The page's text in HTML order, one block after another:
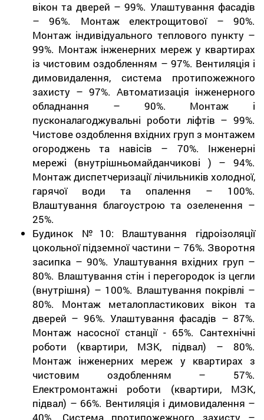
вікон та дверей – 99%. Улаштування фасадів
– 96%. Монтаж електрощитової – 90%.
Монтаж індивідуального теплового пункту –
99%. Монтаж інженерних мереж у квартирах
із чистовим оздобленням – 97%. Вентиляція і
димовидалення, система протипожежного
захисту – 97%. Автоматизація інженерного
обладнання – 90%. Монтаж і
пусконалагоджувальні роботи ліфтів – 99%.
Чистове оздоблення вхідних груп з монтажем
огороджень та навісів – 70%. Інженерні
мережі (внутрішньомайданчикові ) – 94%.
Монтаж диспетчеризації лічильників холодної,
гарячої води та опалення – 100%.
Влаштування благоустрою та озеленення –
25%.
Будинок №10: Влаштування гідроізоляції
цокольної підземної частини – 76%. Зворотня
засипка – 90%. Улаштування вхідних груп –
80%. Влаштування стін і перегородок із цегли
(внутрішня) – 100%. Влаштування покрівлі –
80%. Монтаж металопластикових вікон та
дверей – 96%. Улаштування фасадів – 87%.
Монтаж насосної станції - 65%. Сантехнічні
роботи (квартири, МЗК, підвал) – 80%.
Монтаж інженерних мереж у квартирах з
чистовим оздобленням – 57%.
Електромонтажні роботи (квартири, МЗК,
підвал) – 66%. Вентиляція і димовидалення –
40%. Система протипожежного захисту –